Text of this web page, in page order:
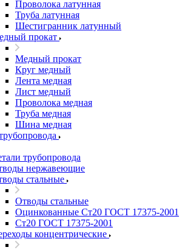
Проволока латунная
Труба латунная
Шестигранник латунный
прокат
Медный прокат
Круг медный
Лента медная
Лист медный
Проволока медная
Труба медная
Шина медная
трубопровода
нержавеющие
стальные
Отводы стальные
Оцинкованные Ст20 ГОСТ 17375-2001
Ст20 ГОСТ 17375-2001
концентрические